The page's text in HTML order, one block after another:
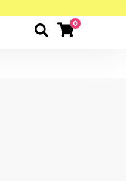
0